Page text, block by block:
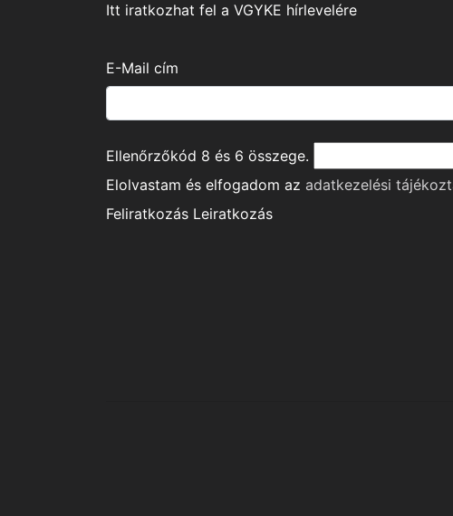
Itt iratkozhat fel a VGYKE hírlevelére
E-Mail cím
Ellenőrzőkód 8 és 6 összege.
Elolvastam és elfogadom az adatkezelési
Feliratkozás Leiratkozás